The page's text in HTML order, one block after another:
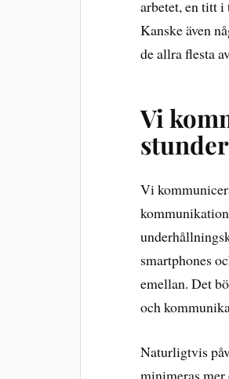
arbetet, en titt
Kanske även
de allra flesta
Vi
stunder
Vi
smartphones
emellan. Det
och
Naturligtvis
minimeras mer